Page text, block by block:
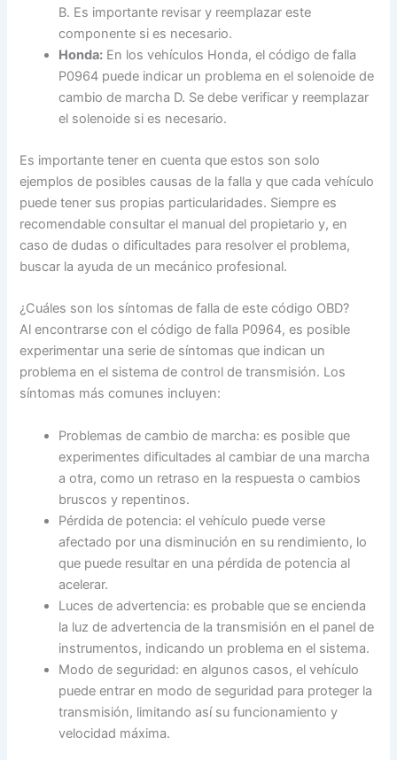
B. Es importante revisar y reemplazar este
componente si es necesario.
Honda: En los vehículos Honda, el código de falla
P0964 puede indicar un problema en el solenoide de
cambio de marcha D. Se debe verificar y reemplazar
el solenoide si es necesario.
Es importante tener en cuenta que estos son solo
ejemplos de posibles causas de la falla y que cada vehículo
puede tener sus propias particularidades. Siempre es
recomendable consultar el manual del propietario y, en
caso de dudas o dificultades para resolver el problema,
buscar la ayuda de un mecánico profesional.
¿Cuáles son los síntomas de falla de este código OBD?
Al encontrarse con el código de falla P0964, es posible
experimentar una serie de síntomas que indican un
problema en el sistema de control de transmisión. Los
síntomas más comunes incluyen:
Problemas de cambio de marcha: es posible que
experimentes dificultades al cambiar de una marcha
a otra, como un retraso en la respuesta o cambios
bruscos y repentinos.
Pérdida de potencia: el vehículo puede verse
afectado por una disminución en su rendimiento, lo
que puede resultar en una pérdida de potencia al
acelerar.
Luces de advertencia: es probable que se encienda
la luz de advertencia de la transmisión en el panel de
instrumentos, indicando un problema en el sistema.
Modo de seguridad: en algunos casos, el vehículo
puede entrar en modo de seguridad para proteger la
transmisión, limitando así su funcionamiento y
velocidad máxima.